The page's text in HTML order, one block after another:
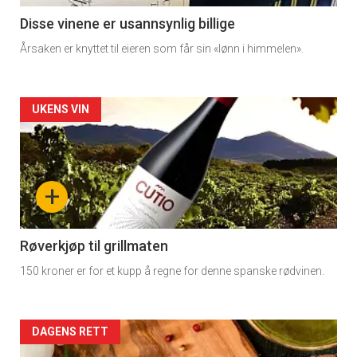
11
Disse vinene er usannsynlig billige
Årsaken er knyttet til eieren som får sin «lønn i himmelen».
Artikler
detail
-
section
11
Dagens
rett
+
UKENS VIN
Røverkjøp til grillmaten
150 kroner er for et kupp å regne for denne spanske rødvinen.
Artikler
DAGENS RETT